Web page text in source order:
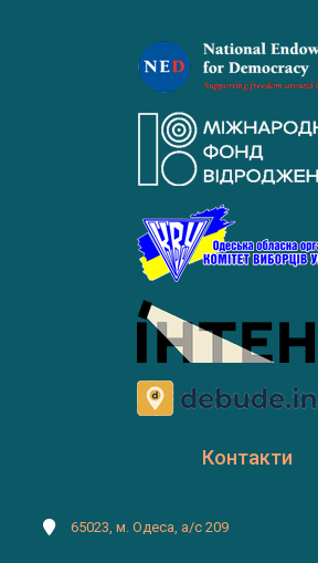
Контакти
65023, м. Одеса, а/с 209